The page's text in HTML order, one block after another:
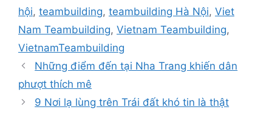
hội, teambuilding, teambuilding Hà Nội, Viet
Nam Teambuilding, Vietnam Teambuilding,
VietnamTeambuilding
Những điểm đến tại Nha Trang khiến dân
phượt thích mê
9 Nơi lạ lùng trên Trái đất khó tin là thật